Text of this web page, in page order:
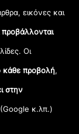
εικόνες και
προβάλλονται
Οι
κάθε προβολή,
στην
(Google κ.λπ.)